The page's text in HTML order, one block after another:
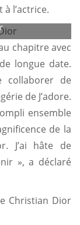
l’actrice.
chapitre avec
longue date.
collaborer de
de J’adore.
ensemble
de la
J’ai hâte de
», a déclaré
Christian Dior